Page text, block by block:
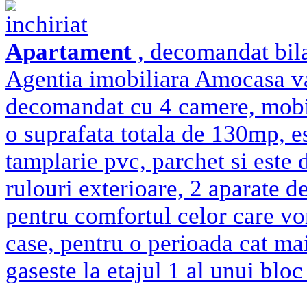
inchiriat
Apartament , decomandat
Agentia imobiliara Amocasa
decomandat cu 4 camere,
o suprafata totala de 130mp,
tamplarie pvc, parchet si este
rulouri exterioare, 2 aparate
pentru comfortul celor care
case, pentru o perioada cat
gaseste la etajul 1 al unui